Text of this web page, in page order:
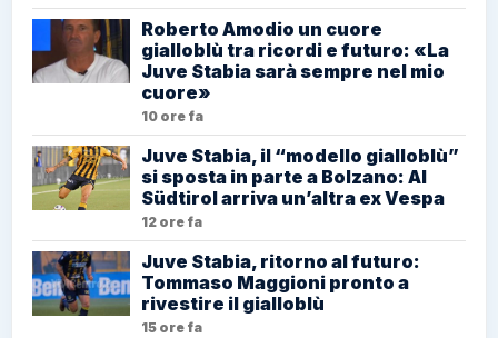
Roberto Amodio un cuore
gialloblù tra ricordi e futuro: «La
Juve Stabia sarà sempre nel mio
cuore»
10 ore fa
Juve Stabia, il “modello gialloblù”
si sposta in parte a Bolzano: Al
Südtirol arriva un’altra ex Vespa
12 ore fa
Juve Stabia, ritorno al futuro:
Tommaso Maggioni pronto a
rivestire il gialloblù
15 ore fa